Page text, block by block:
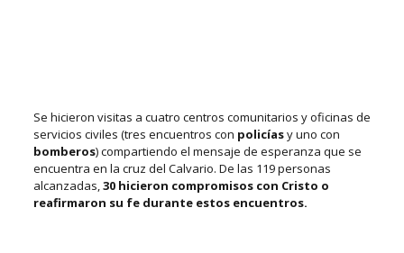
Se hicieron visitas a cuatro centros comunitarios y oficinas de
servicios civiles (tres encuentros con policíasy uno con
bomberos) compartiendo el mensaje de esperanza que se
encuentra en la cruz del Calvario. De las 119 personas
alcanzadas,30 hicieron compromisos con Cristo o
reafirmaron su fe durante estos encuentros.